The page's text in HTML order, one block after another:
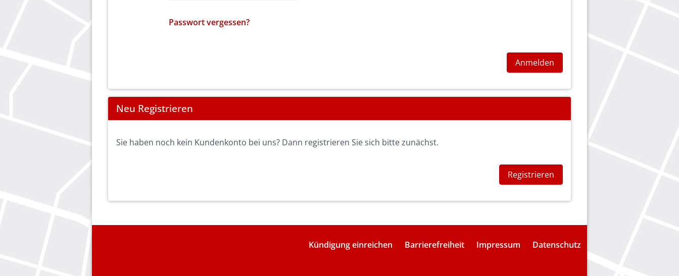
Passwort vergessen?
Anmelden
Neu Registrieren
Sie haben noch kein Kundenkonto bei uns? Dann registrieren Sie sich bitte zunächst.
Registrieren
Kündigung einreichen Barrierefreiheit Impressum Datenschutz